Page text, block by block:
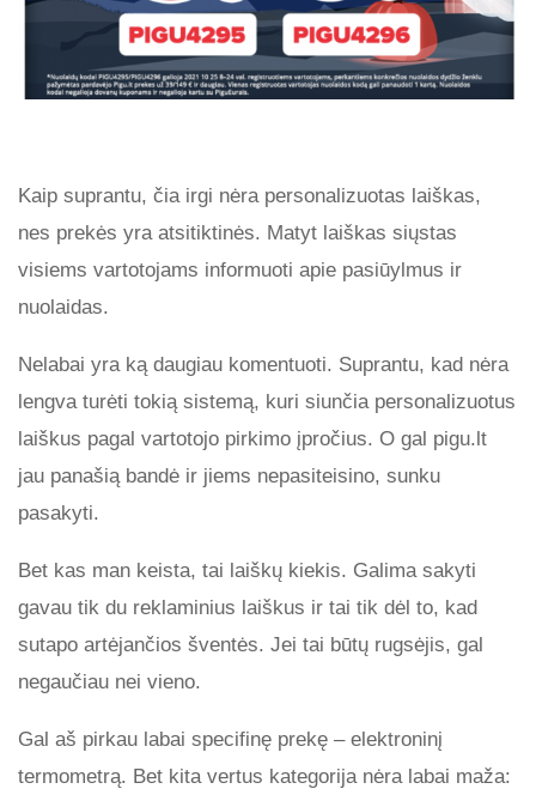
Kaip suprantu, čia irgi nėra personalizuotas laiškas,
nes prekės yra atsitiktinės. Matyt laiškas siųstas
visiems vartotojams informuoti apie pasiūylmus ir
nuolaidas.
Nelabai yra ką daugiau komentuoti. Suprantu, kad nėra
lengva turėti tokią sistemą, kuri siunčia personalizuotus
laiškus pagal vartotojo pirkimo įpročius. O gal pigu.lt
jau panašią bandė ir jiems nepasiteisino, sunku
pasakyti.
Bet kas man keista, tai laiškų kiekis. Galima sakyti
gavau tik du reklaminius laiškus ir tai tik dėl to, kad
sutapo artėjančios šventės. Jei tai būtų rugsėjis, gal
negaučiau nei vieno.
Gal aš pirkau labai specifinę prekę – elektroninį
termometrą. Bet kita vertus kategorija nėra labai maža: